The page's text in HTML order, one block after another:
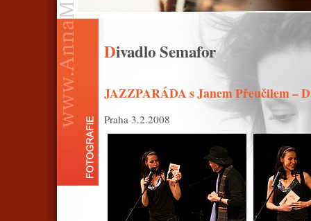
Divadlo Semafor
JAZZPARÁDA s Janem Přeučilem –
Praha 3.2.2008